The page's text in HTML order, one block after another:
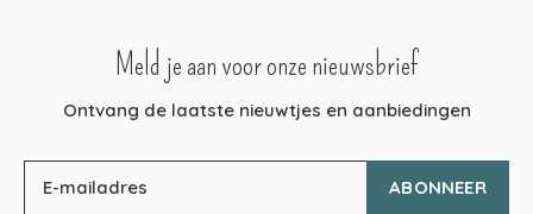
Meld je aan voor onze nieuwsbrief
Ontvang de laatste nieuwtjes en aanbiedingen
ABONNEER